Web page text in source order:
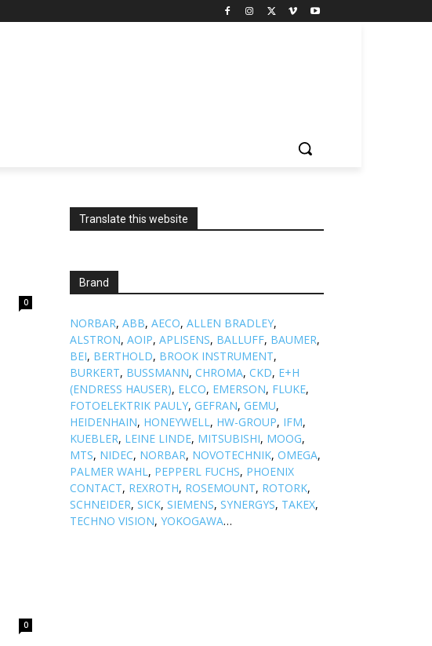
0
0
Translate this website
Brand
NORBAR, ABB, AECO, ALLEN BRADLEY,
ALSTRON, AOIP, APLISENS, BALLUFF, BAUMER,
BEI, BERTHOLD, BROOK INSTRUMENT,
BURKERT, BUSSMANN, CHROMA, CKD, E+H
(ENDRESS HAUSER), ELCO, EMERSON, FLUKE,
FOTOELEKTRIK PAULY, GEFRAN, GEMU,
HEIDENHAIN, HONEYWELL, HW-GROUP, IFM,
KUEBLER, LEINE LINDE, MITSUBISHI, MOOG,
MTS, NIDEC, NORBAR, NOVOTECHNIK, OMEGA,
PALMER WAHL, PEPPERL FUCHS, PHOENIX
CONTACT, REXROTH, ROSEMOUNT, ROTORK,
SCHNEIDER, SICK, SIEMENS, SYNERGYS, TAKEX,
TECHNO VISION, YOKOGAWA…